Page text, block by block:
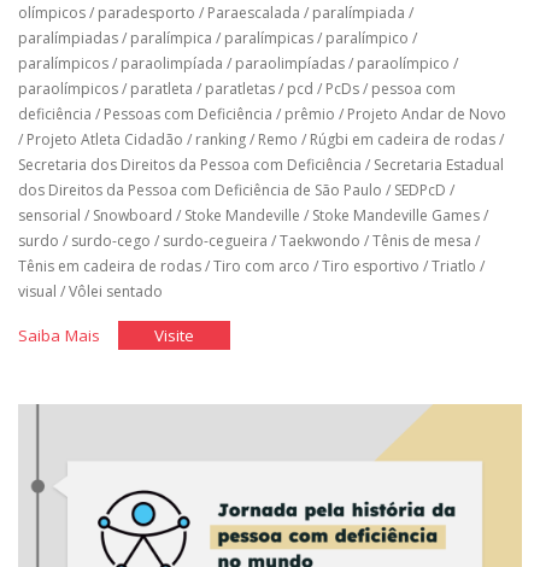
olímpicos/ paradesporto / Paraescalada / paralímpiada /
paralímpiadas/ paralímpica / paralímpicas/ paralímpico /
paralímpicos/ paraolimpíada / paraolimpíadas/ paraolímpico /
paraolímpicos/ paratleta / paratletas/ pcd / PcDs/ pessoa com
deficiência / Pessoas com Deficiência / prêmio / Projeto Andar de Novo
/ Projeto Atleta Cidadão / ranking/ Remo / Rúgbi em cadeira de rodas/
Secretaria dos Direitos da Pessoa com Deficiência / Secretaria Estadual
dos Direitos da Pessoa com Deficiência de São Paulo / SEDPcD /
sensorial / Snowboard / Stoke Mandeville / Stoke Mandeville Games/
surdo / surdo-cego / surdo-cegueira /Taekwondo /Tênis de mesa /
Tênis em cadeira de rodas/Tiro com arco /Tiro esportivo /Triatlo /
visual /Vôlei sentado
Saiba Mais"HistóriaVisite"História